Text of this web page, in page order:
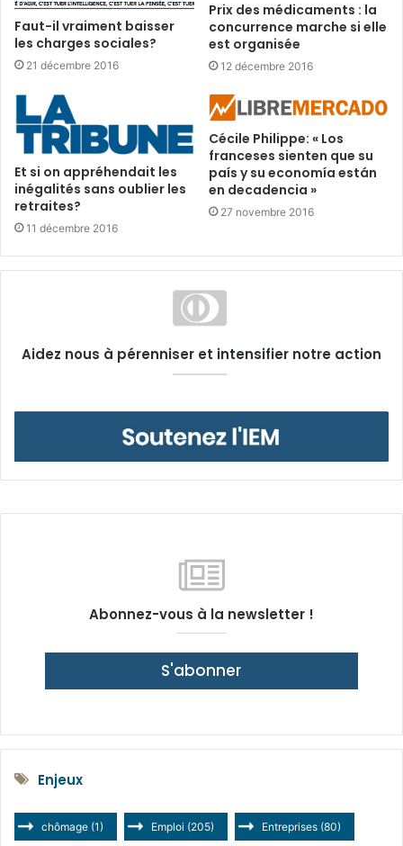
Faut-il vraiment baisser
les charges sociales?
21 décembre 2016
Prix des médicaments : la
concurrence marche si elle
est organisée
12 décembre 2016
Et si on appréhendait les
inégalités sans oublier les
retraites?
11 décembre 2016
Cécile Philippe: « Los
franceses sienten que su
país y su economía están
en decadencia »
27 novembre 2016
Aidez nous à pérenniser et intensifier notre action
Abonnez-vous à la newsletter !
S'abonner
Enjeux
chômage (1) Emploi (205) Entreprises (80)